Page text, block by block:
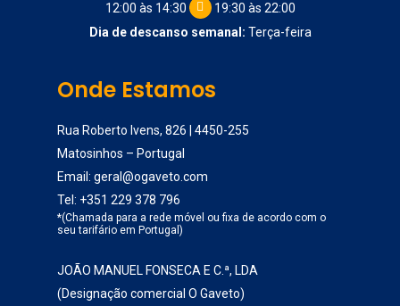
12:00 às 14:30
19:30 às 22:00
Dia de descanso semanal: Terça-feira
Onde Estamos
Rua Roberto Ivens, 826 | 4450-255
Matosinhos – Portugal
Email: geral@ogaveto.com
Tel: +351 229 378 796
*(Chamada para a rede móvel ou fixa de acordo com o
seu tarifário em Portugal)
JOÃO MANUEL FONSECA E C.ª, LDA
(Designação comercial O Gaveto)